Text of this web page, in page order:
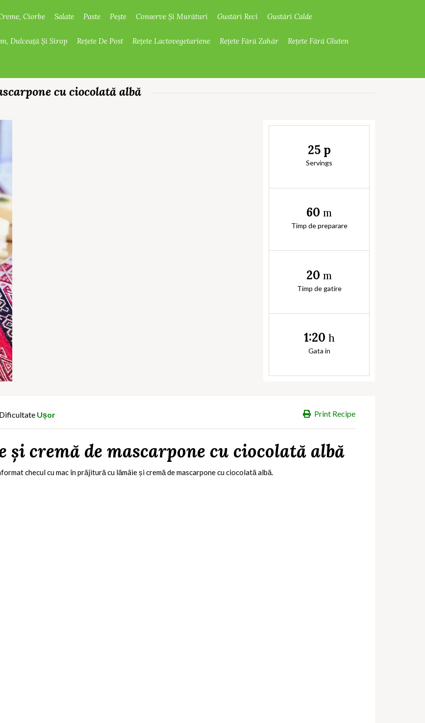
Ciorbe Salate Paste Pește Conserve Și Murături Gustări Reci Gustări Calde
Dulceață Și Sirop Rețete De Post Rețete Lactovegetariene Rețete Fără Zahăr Rețete Fără Gluten
cu ciocolată albă
25 p
Servings
60 m
Timp de preparare
20 m
Timp de gatire
1:20 h
Gata in
Print Recipe
Dificultate Ușor
cremă de mascarpone cu ciocolată albă
checul cu mac în prăjitură cu lămâie și cremă de mascarpone cu ciocolată albă.